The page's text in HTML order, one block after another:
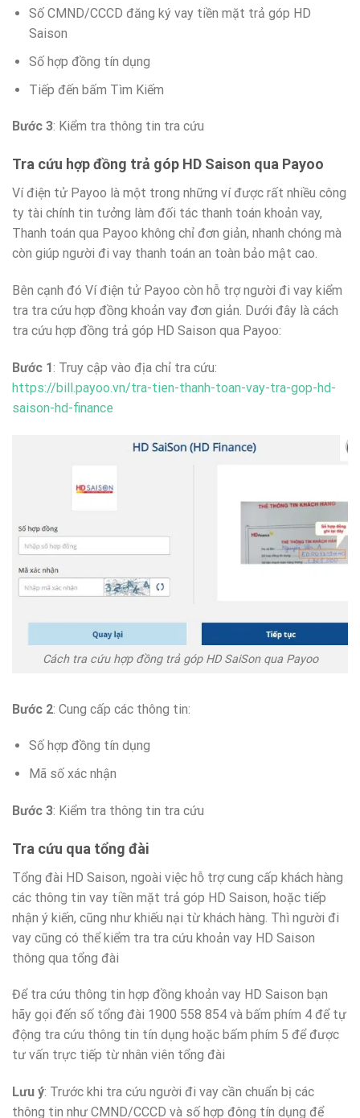
Số CMND/CCCD đăng ký vay tiền mặt trả góp HD
Saison
Số hợp đồng tín dụng
Tiếp đến bấm Tìm Kiếm
Bước 3: Kiểm tra thông tin tra cứu
Tra cứu hợp đồng trả góp HD Saison qua Payoo
Ví điện tử Payoo là một trong những ví được rất nhiều công
ty tài chính tin tưởng làm đối tác thanh toán khoản vay,
Thanh toán qua Payoo không chỉ đơn giản, nhanh chóng mà
còn giúp người đi vay thanh toán an toàn bảo mật cao.
Bên cạnh đó Ví điện tử Payoo còn hỗ trợ người đi vay kiểm
tra tra cứu hợp đồng khoản vay đơn giản. Dưới đây là cách
tra cứu hợp đồng trả góp HD Saison qua Payoo:
Bước 1: Truy cập vào địa chỉ tra cứu:
https://bill.payoo.vn/tra-tien-thanh-toan-vay-tra-gop-hd-
saison-hd-finance
Cách tra cứu hợp đồng trả góp HD SaiSon qua Payoo
Bước 2: Cung cấp các thông tin:
Số hợp đồng tín dụng
Mã số xác nhận
Bước 3: Kiểm tra thông tin tra cứu
Tra cứu qua tổng đài
Tổng đài HD Saison, ngoài việc hỗ trợ cung cấp khách hàng
các thông tin vay tiền mặt trả góp HD Saison, hoặc tiếp
nhận ý kiến, cũng như khiếu nại từ khách hàng. Thì người đi
vay cũng có thể kiểm tra tra cứu khoản vay HD Saison
thông qua tổng đài
Để tra cứu thông tin hợp đồng khoản vay HD Saison bạn
hãy gọi đến số tổng đài 1900 558 854 và bấm phím 4 để tự
động tra cứu thông tin tín dụng hoặc bấm phím 5 để được
tư vấn trực tiếp từ nhân viên tổng đài
Lưu ý: Trước khi tra cứu người đi vay cần chuẩn bị các
thông tin như CMND/CCCD và số hợp đông tín dụng để